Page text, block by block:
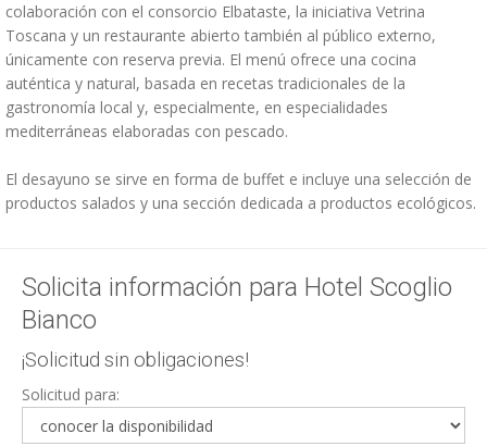
colaboración con el consorcio Elbataste, la iniciativa Vetrina
Toscana y un restaurante abierto también al público externo,
únicamente con reserva previa. El menú ofrece una cocina
auténtica y natural, basada en recetas tradicionales de la
gastronomía local y, especialmente, en especialidades
mediterráneas elaboradas con pescado.
El desayuno se sirve en forma de buffet e incluye una selección de
productos salados y una sección dedicada a productos ecológicos.
Solicita información para Hotel Scoglio
Bianco
¡Solicitud sin obligaciones!
Solicitud para: